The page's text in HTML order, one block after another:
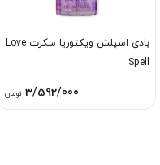
بادی اسپلش ویکتوریا سکرت Love
Spell
3/592/000 تومان